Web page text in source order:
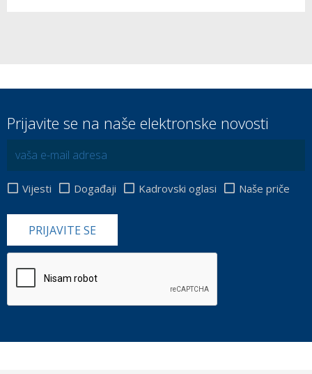
Prijavite se na naše elektronske novosti
Vijesti Događaji Kadrovski oglasi Naše priče
PRIJAVITE SE